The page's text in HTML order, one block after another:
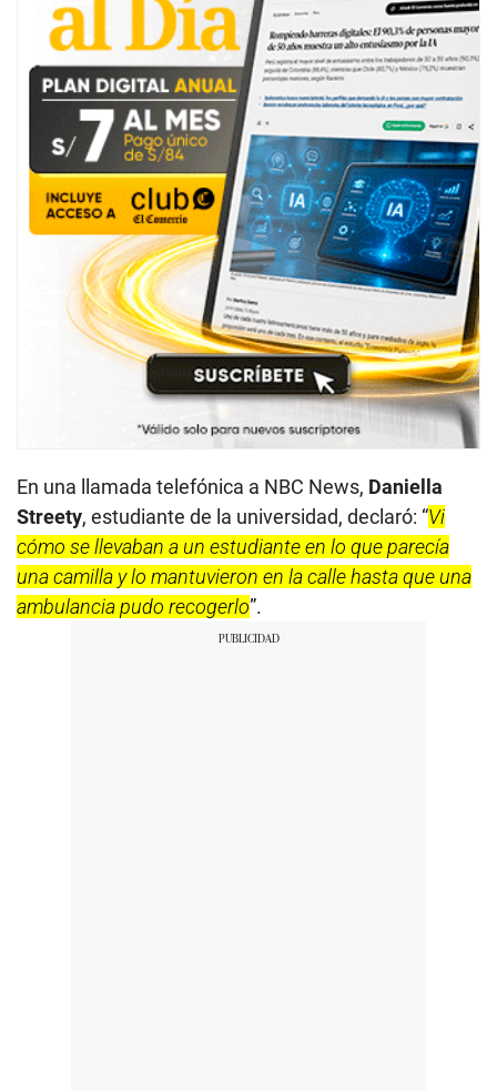
En una llamada telefónica a NBC News, Daniella
Streety, estudiante de la universidad, declaró: “Vi
cómo se llevaban a un estudiante en lo que parecía
una camilla y lo mantuvieron en la calle hasta que una
ambulancia pudo recogerlo”.